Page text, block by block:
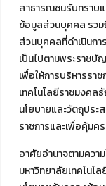
สาธารณชนรับทราบแ
ข้อมูลส่วนบุคคล รว
ส่วนบุคคลที่ดำเนินกา
เป็นไปตามพระรา
เพื่อให้การบริหารรา
เทคโนโลยีราชมงคล
นโยบายและวัตถุประ
ราชการและเพื่อคุ้ม
อาศัยอำนาจตามคว
มหาวิทยาลัยเทคโน
โครงการส่งเสริ
กิจกรรมการเชื่
เกษตร ภายใต้โคร
กรมส่งเสริมอุตสา
โครงการยกระดั
ตำบล 1 มหาวิทยาลั
© 2021 สำนักวิท